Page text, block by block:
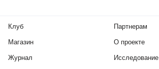
Клуб
Магазин
Журнал
Партнерам
О проекте
Исследование